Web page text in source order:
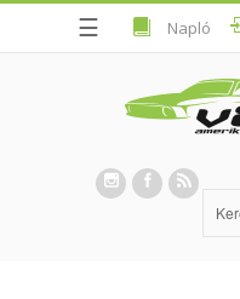
☰ Napló